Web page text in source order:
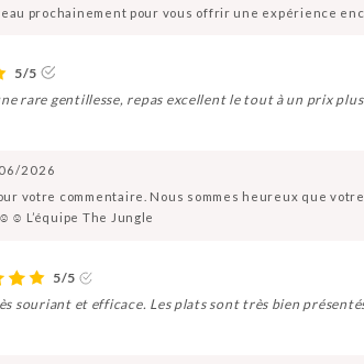
prochainement pour vous offrir une expérience
5/5
rare gentillesse, repas excellent le tout à un prix
2026
votre commentaire. Nous sommes heureux que
L’équipe The Jungle
5/5
souriant et efficace. Les plats sont très bien